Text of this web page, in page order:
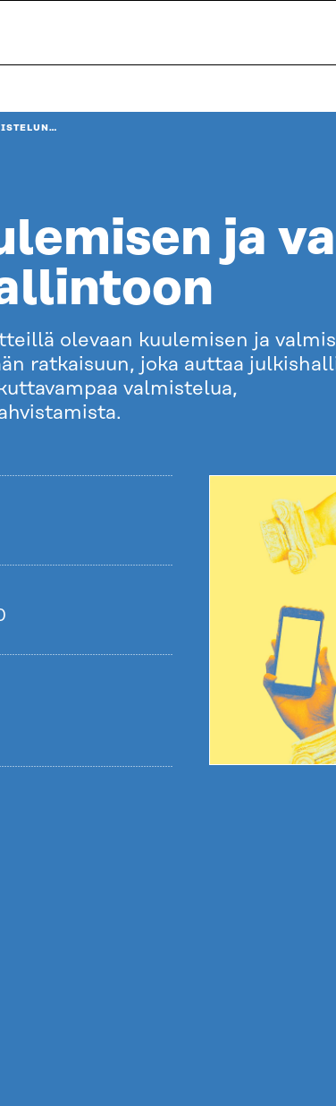
ja
olevaan kuulemisen ja
ratkaisuun, joka auttaa
valmistelua,